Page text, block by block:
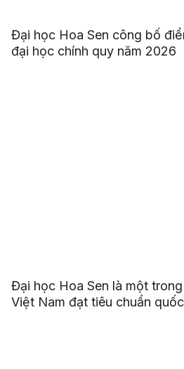
Đại học Hoa Sen công bố
đại học chính quy năm 2026
Đại học Hoa Sen là một
Việt Nam đạt tiêu chuẩn